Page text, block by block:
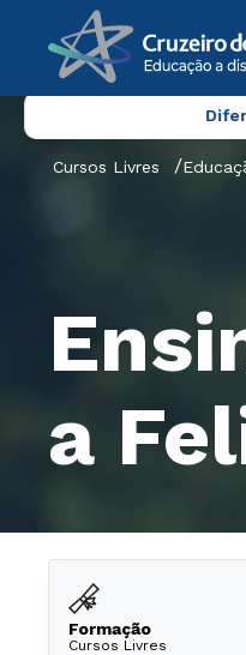
Cursos Livres
a
Formação
Cursos Livres